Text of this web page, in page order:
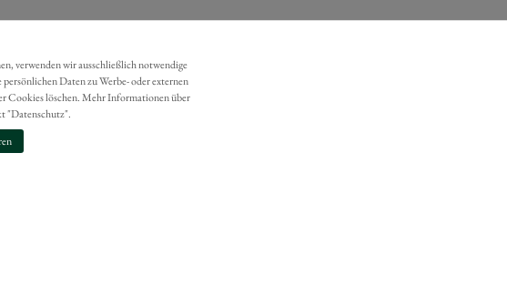
verwenden wir ausschließlich notwendige
Daten zu Werbe- oder externen
Cookies löschen. Mehr Informationen über
"Datenschutz".